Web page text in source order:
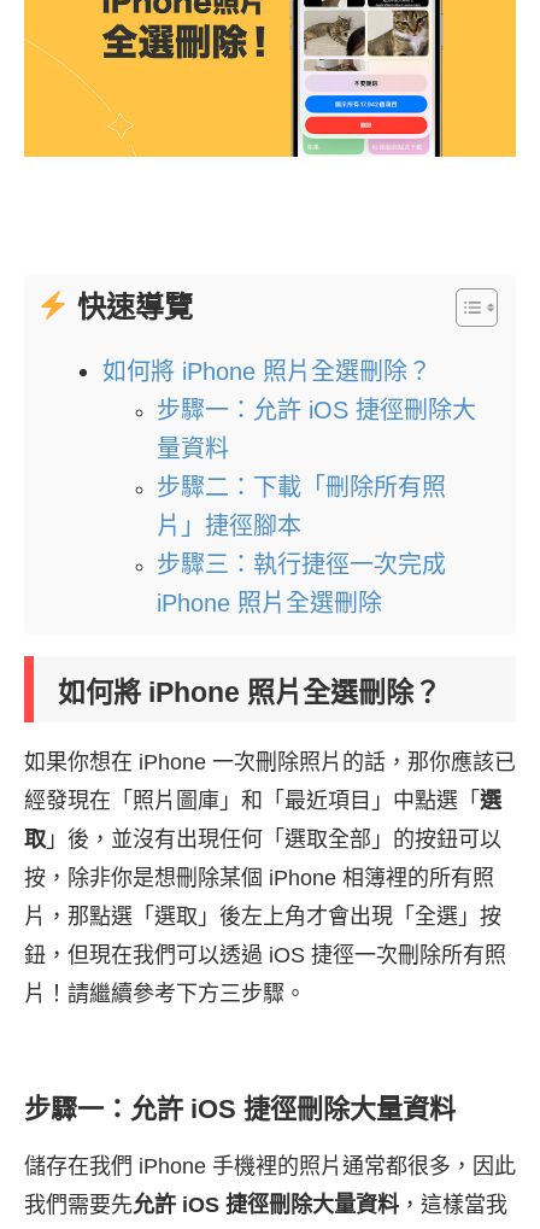
快速導覽
如何將 iPhone 照片全選刪除？
步驟一：允許 iOS 捷徑刪除大
量資料
步驟二：下載「刪除所有照
片」捷徑腳本
步驟三：執行捷徑一次完成
iPhone 照片全選刪除
如何將 iPhone 照片全選刪除？
如果你想在 iPhone 一次刪除照片的話，那你應該已
經發現在「照片圖庫」和「最近項目」中點選「 選
取 」後，並沒有出現任何「選取全部」的按鈕可以
按，除非你是想刪除某個 iPhone 相簿裡的所有照
片，那點選「選取」後左上角才會出現「全選」按
鈕，但現在我們可以透過 iOS 捷徑一次刪除所有照
片！請繼續參考下方三步驟。
步驟一：允許 iOS 捷徑刪除大量資料
儲存在我們 iPhone 手機裡的照片通常都很多，因此
我們需要先允許 iOS 捷徑刪除大量資料，這樣當我